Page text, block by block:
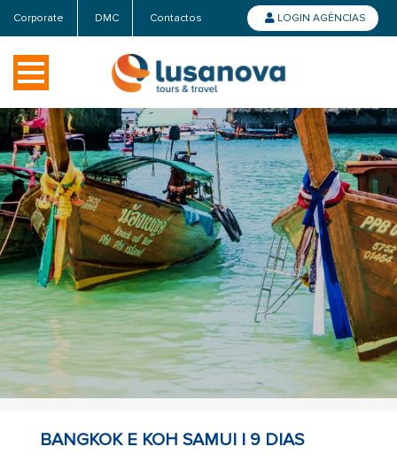
Corporate DMC Contactos LOGIN AGÊNCIAS
BANGKOK E KOH SAMUI | 9 DIAS